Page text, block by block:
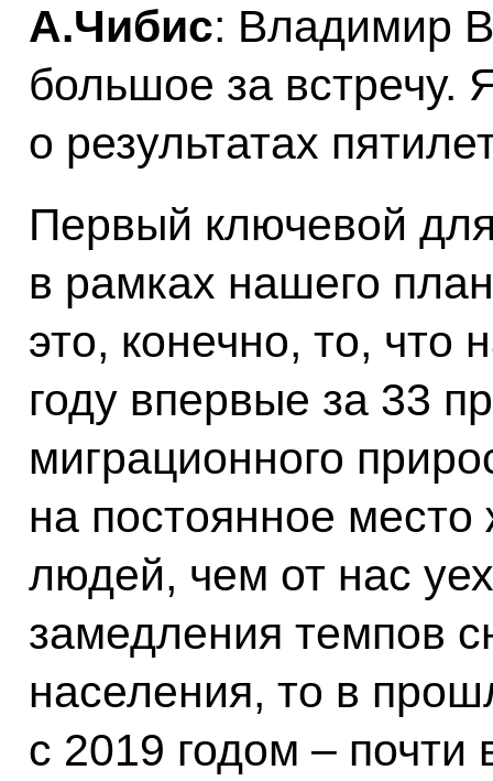
А.Чибис: Владимир
большое за встречу.
о результатах
Первый ключевой
в рамках нашего
это, конечно, то,
году впервые за 33
миграционного
на постоянное
людей, чем от нас
замедления темпов
населения, то в
с 2019 годом – почти